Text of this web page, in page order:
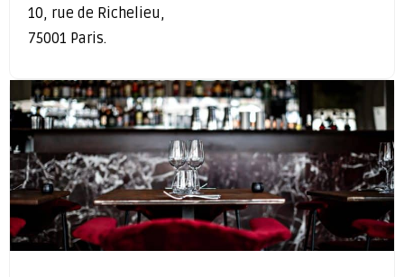
10, rue de Richelieu,
75001 Paris.